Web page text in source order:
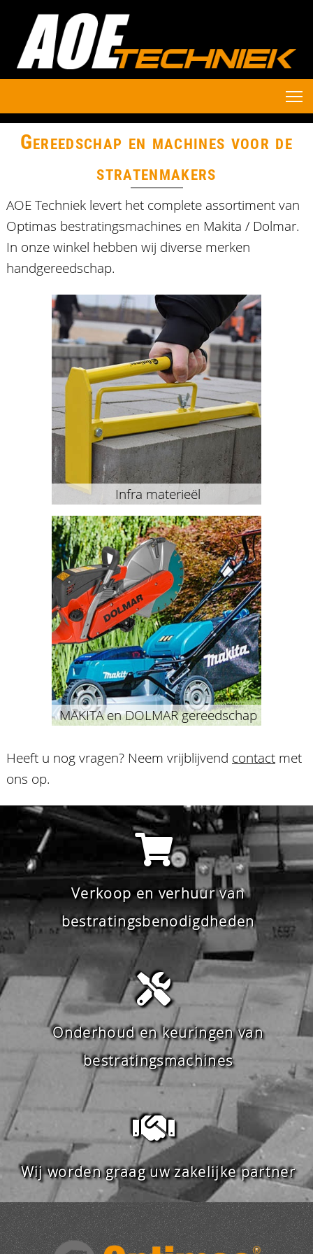
Gereedschap en machines voor de
stratenmakers
AOE Techniek levert het complete assortiment van
Optimas bestratingsmachines en Makita / Dolmar.
In onze winkel hebben wij diverse merken
handgereedschap.
Infra materieël
MAKITA en DOLMAR gereedschap
Heeft u nog vragen? Neem vrijblijvend contact met
ons op.
Verkoop en verhuur van
bestratingsbenodigdheden
Onderhoud en keuringen van
bestratingsmachines
Wij worden graag uw zakelijke partner